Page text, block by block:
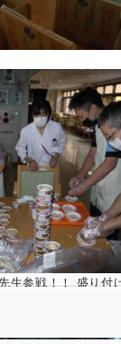
生参戦！！ 盛り付